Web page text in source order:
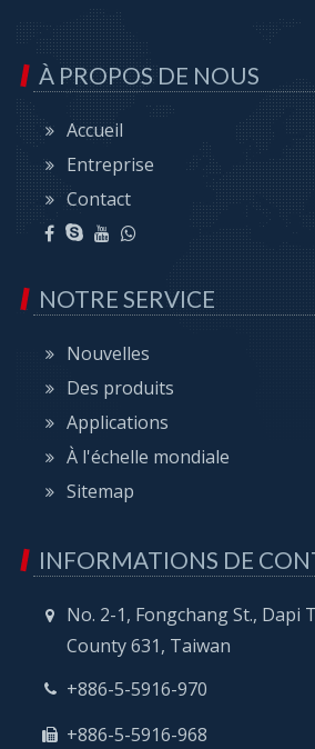
À PROPOS DE NOUS
Accueil
Entreprise
Contact
NOTRE SERVICE
Nouvelles
Des produits
Applications
À l'échelle mondiale
Sitemap
INFORMATIONS DE
No. 2-1, Fongchang St., Dapi
County 631, Taiwan
+886-5-5916-970
+886-5-5916-968